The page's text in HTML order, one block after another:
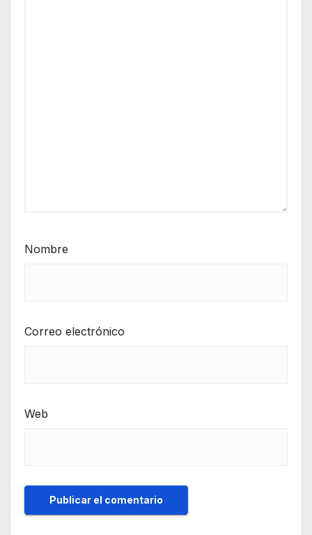
Nombre
Correo electrónico
Web